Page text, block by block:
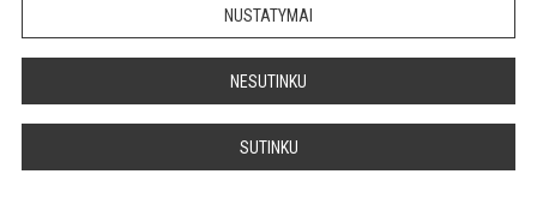
NUSTATYMAI
NESUTINKU
SUTINKU